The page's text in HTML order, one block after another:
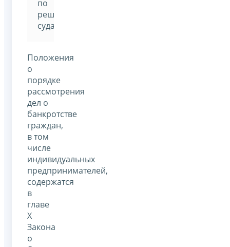
по
решению
суда.
Положения
о
порядке
рассмотрения
дел о
банкротстве
граждан,
в том
числе
индивидуальных
предпринимателей,
содержатся
в
главе
Х
Закона
о